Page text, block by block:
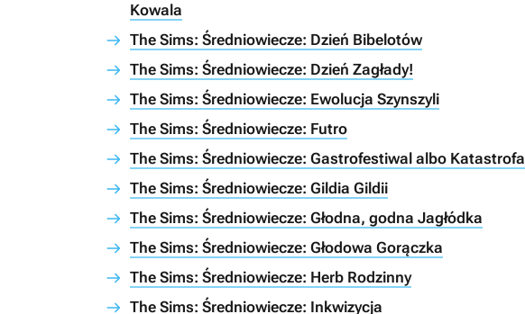
Kowala
The Sims: Średniowiecze: Dzień Bibelotów
The Sims: Średniowiecze: Dzień Zagłady!
The Sims: Średniowiecze: Ewolucja Szynszyli
The Sims: Średniowiecze: Futro
The Sims: Średniowiecze: Gastrofestiwal albo Katastrofa
The Sims: Średniowiecze: Gildia Gildii
The Sims: Średniowiecze: Głodna, godna Jagłódka
The Sims: Średniowiecze: Głodowa Gorączka
The Sims: Średniowiecze: Herb Rodzinny
The Sims: Średniowiecze: Inkwizycja